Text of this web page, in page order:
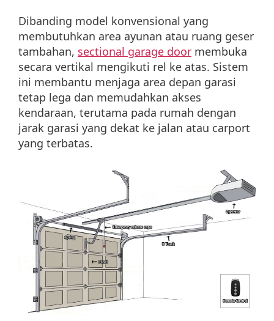
Dibanding model konvensional yang
membutuhkan area ayunan atau ruang geser
tambahan, sectional garage door membuka
secara vertikal mengikuti rel ke atas. Sistem
ini membantu menjaga area depan garasi
tetap lega dan memudahkan akses
kendaraan, terutama pada rumah dengan
jarak garasi yang dekat ke jalan atau carport
yang terbatas.